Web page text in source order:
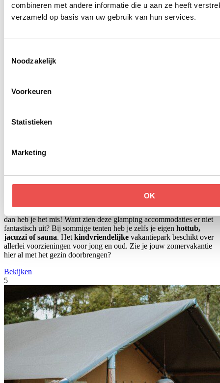
combineren met andere informatie die u aan ze heeft
verzameld op basis van uw gebruik van hun services.
Noodzakelijk
Voorkeuren
Statistieken
Marketing
OK
dan heb je het mis! Want zien deze glamping accommodaties er niet
fantastisch uit? Bij sommige tenten heb je zelfs je eigen hottub,
jacuzzi of sauna. Het kindvriendelijke vakantiepark beschikt over
allerlei voorzieningen voor jong en oud. Zie je jouw zomervakantie
hier al met het gezin doorbrengen?
Bekijken
5